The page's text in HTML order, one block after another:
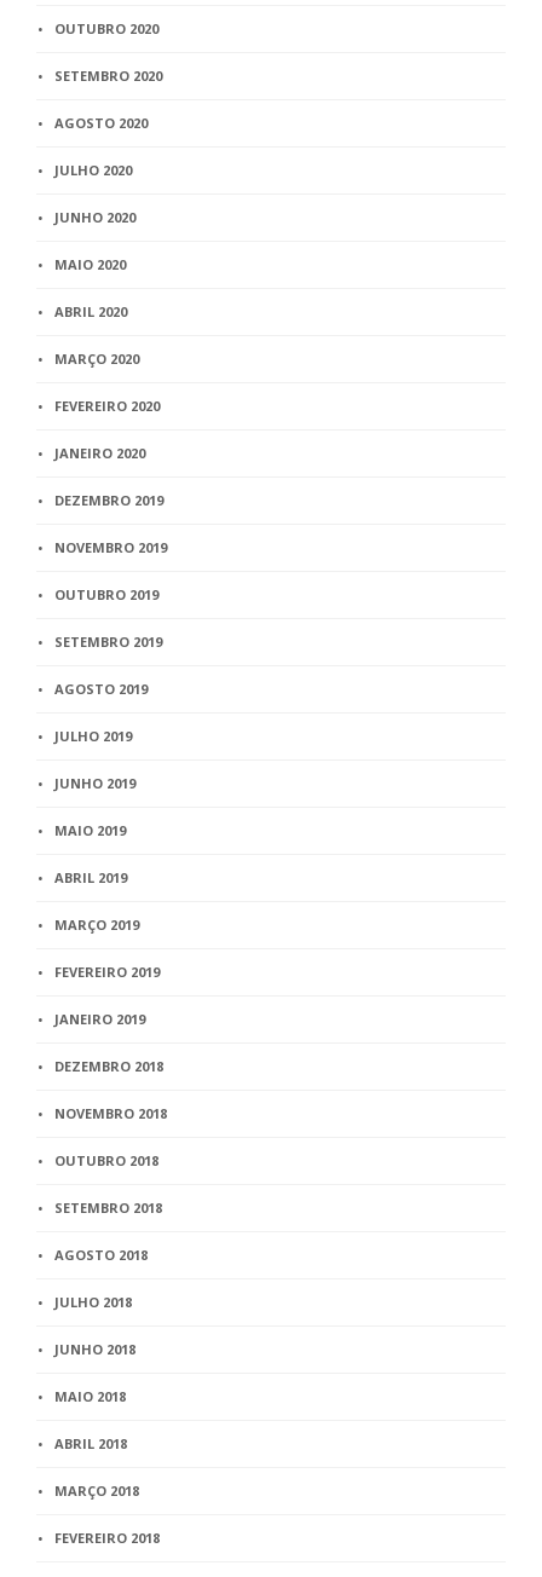
OUTUBRO 2020
SETEMBRO 2020
AGOSTO 2020
JULHO 2020
JUNHO 2020
MAIO 2020
ABRIL 2020
MARÇO 2020
FEVEREIRO 2020
JANEIRO 2020
DEZEMBRO 2019
NOVEMBRO 2019
OUTUBRO 2019
SETEMBRO 2019
AGOSTO 2019
JULHO 2019
JUNHO 2019
MAIO 2019
ABRIL 2019
MARÇO 2019
FEVEREIRO 2019
JANEIRO 2019
DEZEMBRO 2018
NOVEMBRO 2018
OUTUBRO 2018
SETEMBRO 2018
AGOSTO 2018
JULHO 2018
JUNHO 2018
MAIO 2018
ABRIL 2018
MARÇO 2018
FEVEREIRO 2018